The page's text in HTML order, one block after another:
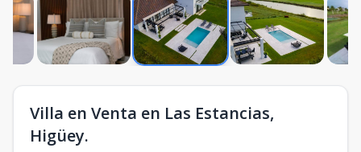
Villa en Venta en Las Estancias,
Higüey.